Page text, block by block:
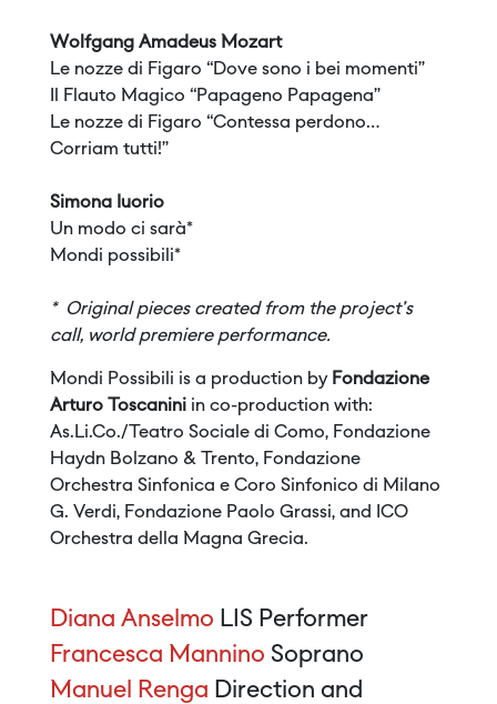
Wolfgang Amadeus Mozart
Le nozze di Figaro “Dove sono i bei momenti”
Il Flauto Magico “Papageno Papagena”
Le nozze di Figaro “Contessa perdono…
Corriam tutti!”
Simona Iuorio
Un modo ci sarà*
Mondi possibili*
* Original pieces created from the project's
call, world premiere performance.
Mondi Possibili is a production by Fondazione
Arturo Toscanini in co-production with:
As.Li.Co./Teatro Sociale di Como, Fondazione
Haydn Bolzano & Trento, Fondazione
Orchestra Sinfonica e Coro Sinfonico di Milano
G. Verdi, Fondazione Paolo Grassi, and ICO
Orchestra della Magna Grecia.
Diana Anselmo LIS Performer
Francesca Mannino Soprano
Manuel Renga Direction and